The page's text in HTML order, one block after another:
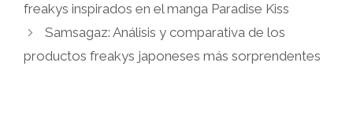
freakys inspirados en el manga Paradise Kiss
Samsagaz: Análisis y comparativa de los
productos freakys japoneses más sorprendentes